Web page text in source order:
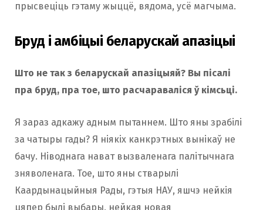
прысвеціць гэтаму жыццё, вядома, усё магчыма.
Бруд і амбіцыі беларускай апазіцыі
Што не так з беларускай апазіцыяй? Вы пісалі
пра бруд, пра тое, што расчараваліся ў кімсьці.
Я зараз адкажу адным пытаннем. Што яны зрабілі
за чатыры гады? Я ніякіх канкрэтных вынікаў не
бачу. Ніводнага нават вызваленага палітычнага
зняволенага. Тое, што яны стварылі
Каардынацыйныя Рады, гэтыя НАУ, яшчэ нейкія
цяпер былі выбары, нейкая новая